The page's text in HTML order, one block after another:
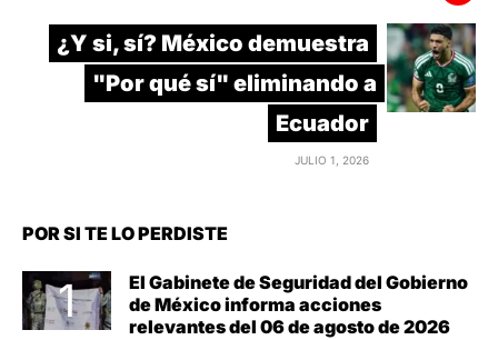
¿Y si, sí? México demuestra
"Por qué sí" eliminando a
Ecuador
JULIO 1, 2026
POR SI TE LO PERDISTE
El Gabinete de Seguridad del Gobierno
de México informa acciones
relevantes del 06 de agosto de 2026